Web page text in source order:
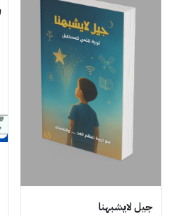
جيل لايشبهنا